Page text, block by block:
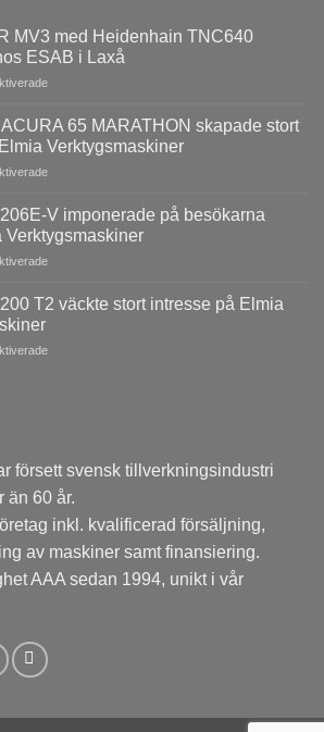
MV3 med Heidenhain TNC640
ESAB i Laxå
för
QUASER
MV3
med
Heidenhain
installerad
hos
ESAB
i
65 MARATHON skapade stort
Verktygsmaskiner
för
ACURA
MARATHON
skapade
intresse
Verktygsmaskiner
V imponerade på besökarna
Verktygsmaskiner
för
B0206E-
på
T2 väckte stort intresse på Elmia
för
på
Elmia
Verktygsmaskiner
försett svensk tillverkningsindustri
än 60 år.
inkl. kvalificerad försäljning,
av maskiner samt finansiering.
AAA sedan 1994, unikt i vår